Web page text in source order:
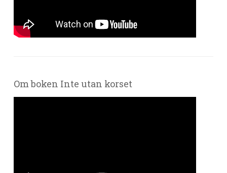
Om boken Inte utan korset